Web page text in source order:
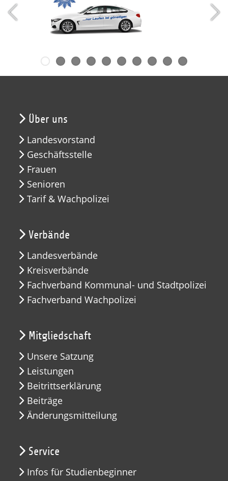
Über uns
Landesvorstand
Geschäftsstelle
Frauen
Senioren
Tarif & Wachpolizei
Verbände
Landesverbände
Kreisverbände
Fachverband Kommunal- und Stadtpolizei
Fachverband Wachpolizei
Mitgliedschaft
Unsere Satzung
Leistungen
Beitrittserklärung
Beiträge
Änderungsmitteilung
Service
Infos für Studienbeginner